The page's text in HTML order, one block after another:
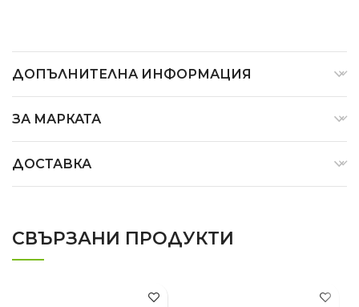
ДОПЪЛНИТЕЛНА ИНФОРМАЦИЯ
ЗА МАРКАТА
ДОСТАВКА
СВЪРЗАНИ ПРОДУКТИ